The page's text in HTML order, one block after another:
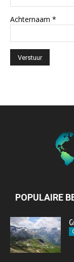
Achternaam *
POPULAIRE